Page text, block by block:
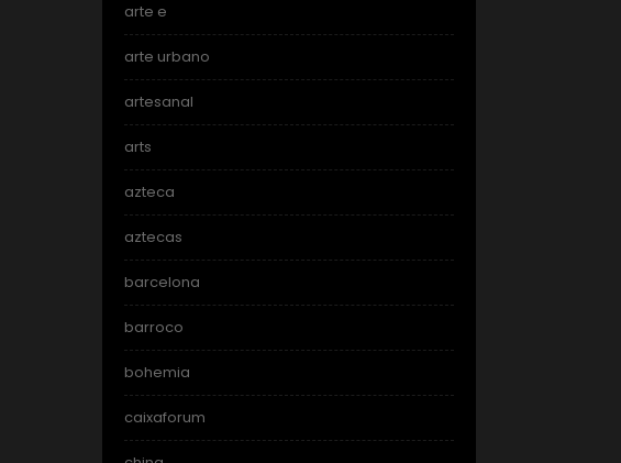
arte e
arte urbano
artesanal
arts
azteca
aztecas
barcelona
barroco
bohemia
caixaforum